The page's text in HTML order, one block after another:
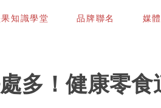
知識學堂 品牌聯名 媒
多！健康零食